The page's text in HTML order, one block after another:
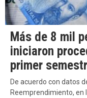
Más de 8 mil
iniciaron
primer
De acuerdo con datos
Reemprendimiento, en